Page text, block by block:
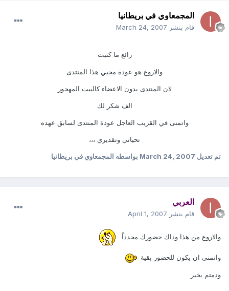
المجمعاوي في بريطانيا
قام بنشر March 24, 2007
رائع ما كتبت
والاروع هو عودة محبي هذا المنتدى
لان المنتدى بدون الاعضاء كالبيت المهجور
الف شكر لك
واتمنى في القريب العاجل عودة المنتدى لسابق عهده
تحياتي وتقديري ،،،
تم تعديل March 24, 2007بواسطه المجمعاوي في بريطانيا
العربي
قام بنشر April 1, 2007
والاروع من هذا وذاك حضورك مجدداً
واتمنى ان يكون للحضور بقية
ودمتم بخير